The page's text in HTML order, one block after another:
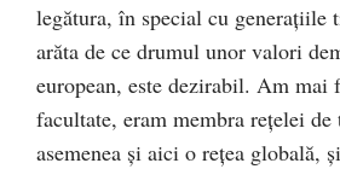
legătura, în special cu generaţiile
arăta de ce drumul unor valori
european, este dezirabil. Am mai
facultate, eram membra reţelei
asemenea şi aici o reţea globală,